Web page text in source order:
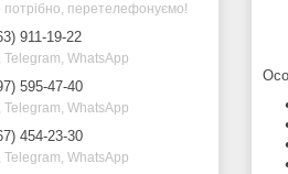
перетелефонуємо!
911-19-22
Telegram, WhatsApp
595-47-40
Telegram, WhatsApp
454-23-30
Telegram, WhatsApp